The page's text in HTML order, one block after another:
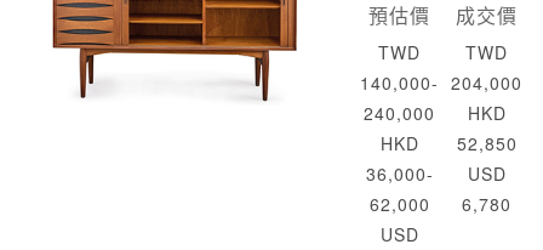
預估價
TWD
140,000-
240,000
HKD
36,000-
62,000
USD
成交價
TWD
204,000
HKD
52,850
USD
6,780